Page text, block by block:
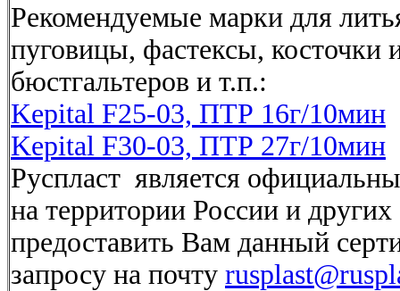
Рекомендуемые марки для
пуговицы, фастексы, косточки
бюстгальтеров и т.п.:
Kepital F25-03, ПТР 16г/10мин
Kepital F30-03, ПТР 27г/10мин
Руспласт является
на территории России и
предоставить Вам данный
запросу на почту